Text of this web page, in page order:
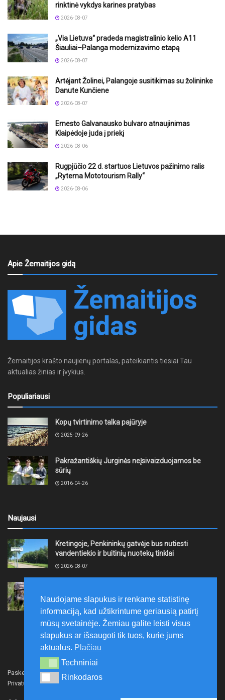
rinktinė vykdys karines pratybas
2026-08-07
„Via Lietuva“ pradeda magistralinio kelio A11
Šiauliai–Palanga modernizavimo etapą
2026-08-07
Artėjant Žolinei, Palangoje susitikimas su žolininke
Danute Kunčiene
2026-08-07
Ernesto Galvanausko bulvaro atnaujinimas
Klaipėdoje juda į priekį
2026-08-06
Rugpjūčio 22 d. startuos Lietuvos pažinimo ralis
„Ryterna Mototourism Rally“
2026-08-06
Apie Žemaitijos gidą
Žemaitijos krašto naujienų portalas, pateikiantis tiesiai Tau
aktualias žinias ir įvykius.
Populiariausi
Kopų tvirtinimo talka pajūryje
2025-09-26
Pakražantiškių Jurginės neįsivaizduojamos be
sūrių
2016-04-26
Naujausi
Kretingoje, Penkininkų gatvėje bus nutiesti
vandentiekio ir buitinių nuotekų tinklai
2026-08-07
rinktinė vykdys karines pratybas
2026-08-07
Paskelbk naujieną Rašyti redakcijai
Privatumo politika
Naudojame slapukus ir renkame statistinę
informaciją, kad užtikrintume geriausią patirtį
mūsų svetainėje. Žemiau galite leisti visus
slapukus ar išsaugoti tik tuos, kurie jums
aktualūs. Plačiau
Techniniai
Techniniai
Rinkodaros
Rinkodaros